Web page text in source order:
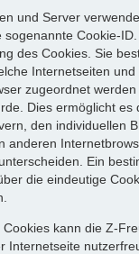
und Server
Cookie-
des Cookies. Sie
Internetseiten und
zugeordnet
Dies ermöglicht es
den individuellen
anderen
Ein
die eindeutige
kann die Z-
Internetseite